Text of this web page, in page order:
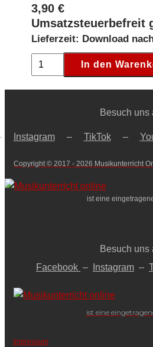
125,
7)
[Digital]
3,90 €
Umsatzsteuerbefreit
Lieferzeit: Download
v.
Beethoven
1.
[Digital]
In den
Besuch uns
Instagram– TikTok–
Copyright © 2017 - 2026 Musikunterricht
ist eine
Besuch uns
Facebook – Instagram –
ist eine
Impressum